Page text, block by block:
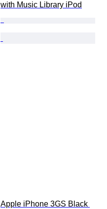
with Music Library iPod
Apple iPhone 3GS Black